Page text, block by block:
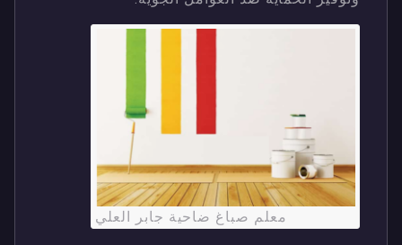
معلم صباغ ضاحية جابر العلي